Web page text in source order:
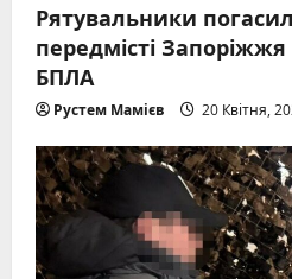
Рятувальники
передмісті Запоріжжя
БПЛА
Рустем Мамієв 20 Квітня,